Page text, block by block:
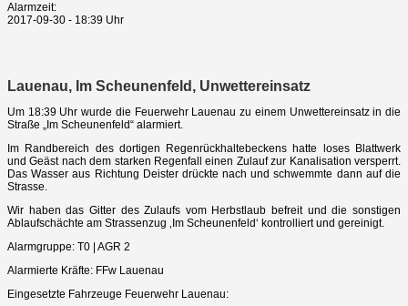
Alarmzeit:
2017-09-30 - 18:39 Uhr
Lauenau, Im Scheunenfeld, Unwettereinsatz
Um 18:39 Uhr wurde die Feuerwehr Lauenau zu einem Unwettereinsatz in die
Straße „Im Scheunenfeld“ alarmiert.
Im Randbereich des dortigen Regenrückhaltebeckens hatte loses Blattwerk
und Geäst nach dem starken Regenfall einen Zulauf zur Kanalisation versperrt.
Das Wasser aus Richtung Deister drückte nach und schwemmte dann auf die
Strasse.
Wir haben das Gitter des Zulaufs vom Herbstlaub befreit und die sonstigen
Ablaufschächte am Strassenzug ‚Im Scheunenfeld‘ kontrolliert und gereinigt.
Alarmgruppe: T0 | AGR 2
Alarmierte Kräfte: FFw Lauenau
Eingesetzte Fahrzeuge Feuerwehr Lauenau: